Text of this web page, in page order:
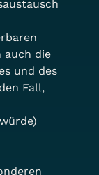
auch die
und des
Fall,